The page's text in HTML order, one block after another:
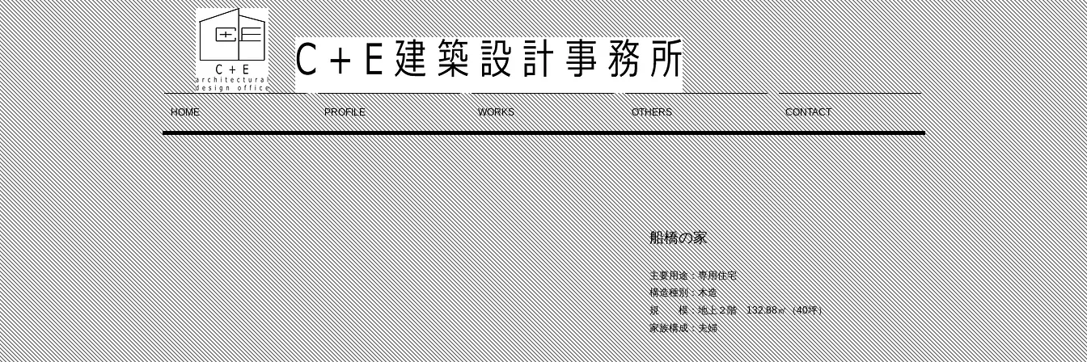
HOME PROFILE WORKS OTHERS CONTACT
船橋の家
主要用途：専用住宅
構造種別：木造
規 模：地上２階 132.88㎡（40坪）
家族構成：夫婦